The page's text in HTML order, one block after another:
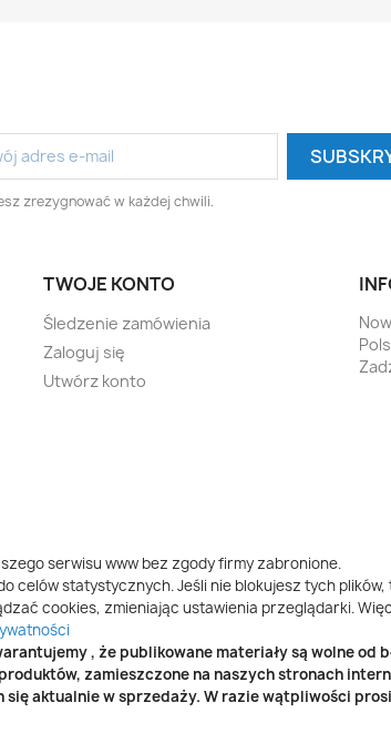
zrezygnować w każdej chwili.
TWOJE KONTO
Śledzenie zamówienia
Zaloguj się
Utwórz konto
serwisu www bez zgody firmy zabronione.
celów statystycznych. Jeśli nie blokujesz tych
cookies, zmieniając ustawienia przeglądarki.
, że publikowane materiały są wolne od
zamieszczone na naszych stronach
aktualnie w sprzedaży. W razie wątpliwości